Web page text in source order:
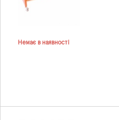
Немає в наявності